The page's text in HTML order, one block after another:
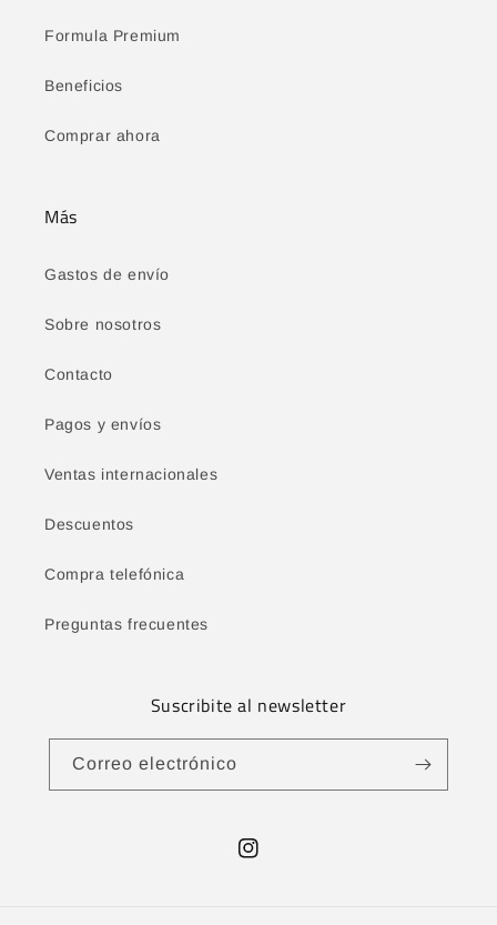
Formula Premium
Beneficios
Comprar ahora
Más
Gastos de envío
Sobre nosotros
Contacto
Pagos y envíos
Ventas internacionales
Descuentos
Compra telefónica
Preguntas frecuentes
Suscribite al newsletter
Correo electrónico
Instagram